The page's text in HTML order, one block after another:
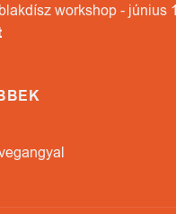
workshop - június